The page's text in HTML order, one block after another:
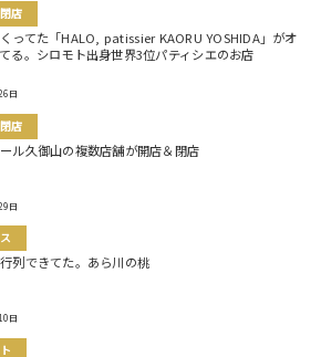
店
ってた「HALO, patissier KAORU YOSHIDA」がオ
る。シロモト出身世界3位パティシエのお店
日
店
ル久御山の複数店舗が開店＆閉店
日
列できてた。あら川の桃
日